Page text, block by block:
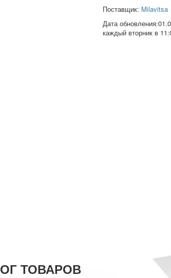
Поставщик: Milavitsa
Дата
каждый вторник в
ТОВАРОВ